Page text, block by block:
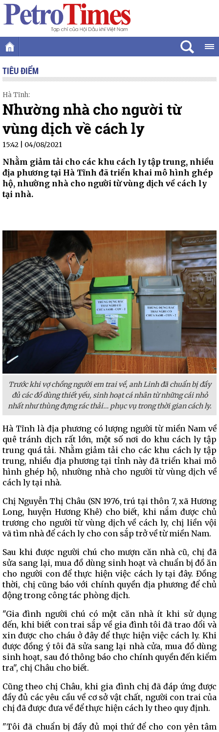
TIÊU ĐIỂM
Hà Tĩnh:
Nhường nhà cho người từ
vùng dịch về cách ly
15:42 | 04/08/2021
Nhằm giảm tải cho các khu cách ly tập trung, nhiều
địa phương tại Hà Tĩnh đã triển khai mô hình ghép
hộ, nhường nhà cho người từ vùng dịch về cách ly
tại nhà.
Trước khi vợ chồng người em trai về, anh Linh đã chuẩn bị đầy
đủ các đồ dùng thiết yếu, sinh hoạt cá nhân từ những cái nhỏ
nhất như thùng đựng rác thải… phục vụ trong thời gian cách ly.
Hà Tĩnh là địa phương có lượng người từ miền Nam về
quê tránh dịch rất lớn, một số nơi do khu cách ly tập
trung quá tải. Nhằm giảm tải cho các khu cách ly tập
trung, nhiều địa phương tại tỉnh này đã triển khai mô
hình ghép hộ, nhường nhà cho người từ vùng dịch về
cách ly tại nhà.
Chị Nguyễn Thị Châu (SN 1976, trú tại thôn 7, xã Hương
Long, huyện Hương Khê) cho biết, khi nắm được chủ
trương cho người từ vùng dịch về cách ly, chị liền vội
vã tìm nhà để cách ly cho con sắp trở về từ miền Nam.
Sau khi được người chú cho mượn căn nhà cũ, chị đã
sửa sang lại, mua đồ dùng sinh hoạt và chuẩn bị đồ ăn
cho người con để thực hiện việc cách ly tại đây. Đồng
thời, chị cũng báo với chính quyền địa phương để chủ
động trong công tác phòng dịch.
"Gia đình người chú có một căn nhà ít khi sử dụng
đến, khi biết con trai sắp về gia đình tôi đã trao đổi và
xin được cho cháu ở đây để thực hiện việc cách ly. Khi
được đồng ý tôi đã sửa sang lại nhà cửa, mua đồ dùng
sinh hoạt, sau đó thông báo cho chính quyền đến kiểm
tra", chị Châu cho biết.
Cũng theo chị Châu, khi gia đình chị đã đáp ứng được
đầy đủ các yêu cầu về cơ sở vật chất, người con trai của
chị đã được đưa về để thực hiện cách ly theo quy định.
"Tôi đã chuẩn bị đầy đủ mọi thứ để cho con yên tâm